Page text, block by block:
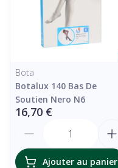
Bota
Botalux 140 Bas De
Soutien Nero N6
16,70 €
Ajouter au panier